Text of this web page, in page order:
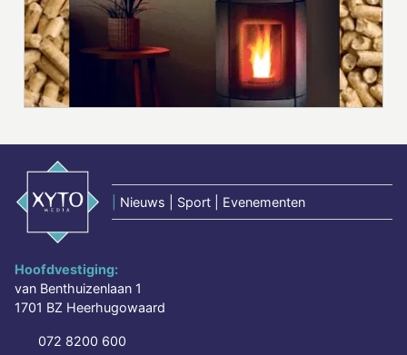
Nieuws | Sport | Evenementen
Hoofdvestiging:
van Benthuizenlaan 1
1701 BZ Heerhugowaard
072 8200 600